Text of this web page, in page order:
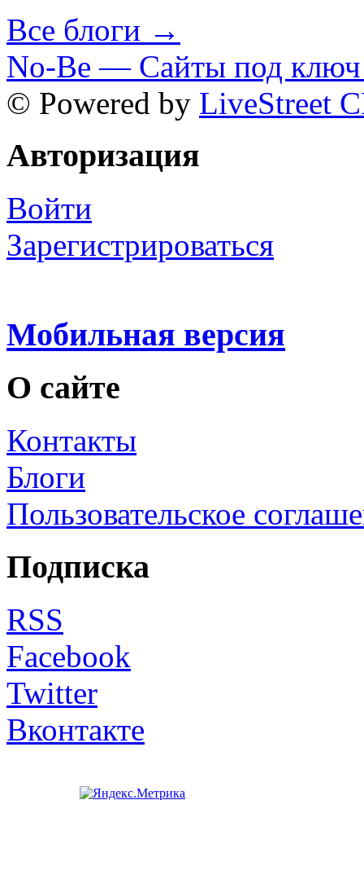
Все блоги →
No-Be — Сайты под ключ
© Powered by LiveStreet
Авторизация
Войти
Зарегистрироваться
Мобильная версия
О сайте
Контакты
Блоги
Пользовательское
Подписка
RSS
Facebook
Twitter
Вконтакте